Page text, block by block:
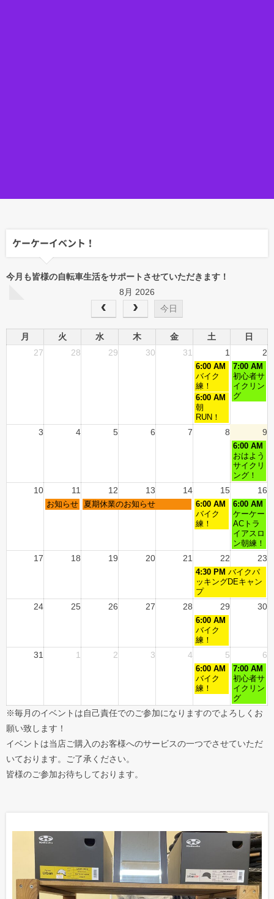
ケーケーイベント！
今月も皆様の自転車生活をサポートさせていただきます！
8月 2026
今日
月 火 水 木 金 土
日
27
28 29 30 31 1 2
6:00 AM
バイク
練！
7:00 AM
初心者サ
イクリン
グ
6:00 AM
朝
RUN！
3 4 5 6 7 8 9
6:00 AM
おはよう
サイクリ
ング！
10 11 12 13 14 15 16
お知らせ 夏期休業のお知らせ
6:00 AM
バイク
練！
6:00 AM
ケーケー
ACトラ
イアスロ
ン朝練！
17 18 19 20 21 22 23
4:30 PM バイクパ
ッキングDEキャン
プ
24 25 26 27 28 29 30
6:00 AM
バイク
練！
31 1 2 3 4 5 6
6:00 AM
バイク
練！
7:00 AM
初心者サ
イクリン
グ
※毎月のイベントは自己責任でのご参加になりますのでよろしくお
願い致します！
イベントは当店ご購入のお客様へのサービスの一つでさせていただ
いております。ご了承ください。
皆様のご参加お待ちしております。